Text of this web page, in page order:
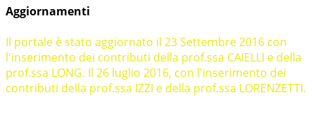
Aggiornamenti
Il portale è stato aggiornato il 23 Settembre 2016 con
l'inserimento dei contributi della prof.ssa CAIELLI e della
prof.ssa LONG. Il 26 luglio 2016, con l'inserimento dei
contributi della prof.ssa IZZI e della prof.ssa LORENZETTI.